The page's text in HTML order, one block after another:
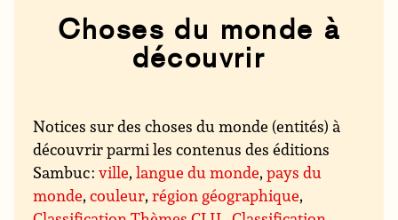
Choses du monde à
découvrir
Notices sur des choses du monde (entités) à
découvrir parmi les contenus des éditions
Sambuc :ville,langue du monde,pays du
monde,couleur,région géographique,